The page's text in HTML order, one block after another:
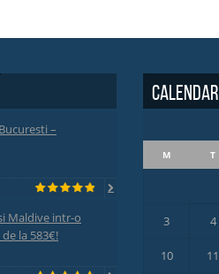
–
Maldive intr-o
la 583€!
Calendar
M T
3 4
10 11